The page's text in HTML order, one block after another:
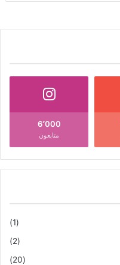
6٬000
متابعون
(1)
(2)
(20)